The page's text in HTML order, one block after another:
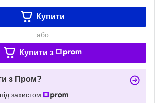
Купити
або
Купити з
з Пром?
захистом